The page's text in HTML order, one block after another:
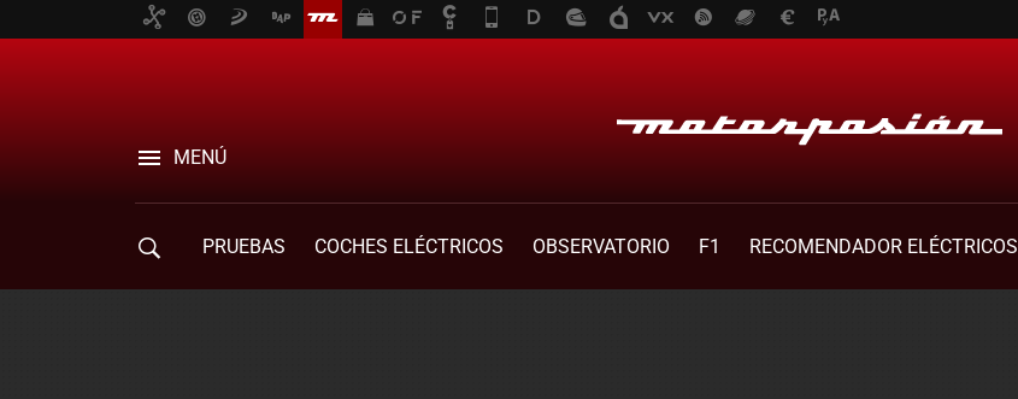
MENÚ
PRUEBAS COCHES ELÉCTRICOS OBSERVATORIO F1
RECOMENDADOR ELÉCTRICOS